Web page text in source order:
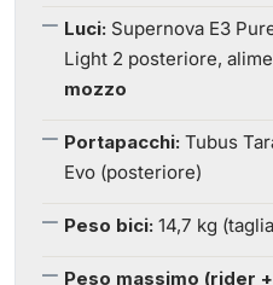
Luci: Supernova E3
Light 2 posteriore,
mozzo
Portapacchi: Tubus
Evo (posteriore)
Peso bici: 14,7 kg
Peso massimo (rider